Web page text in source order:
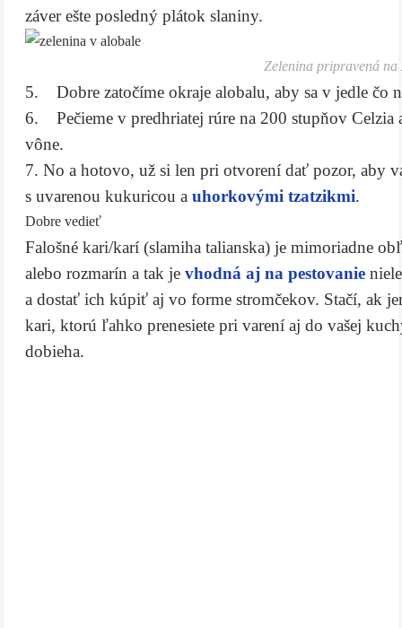
záver ešte posledný plátok slaniny.
Zelenina pripravená
5. Dobre zatočíme okraje alobalu, aby sa v jedle čo
6. Pečieme v predhriatej rúre na 200 stupňov
vône.
7. No a hotovo, už si len pri otvorení dať pozor, aby
s uvarenou kukuricou a uhorkovými tzatzikmi.
Dobre vedieť
Falošné kari/karí (slamiha talianska) je mimoriadne
alebo rozmarín a tak je vhodná aj na pestovanie
a dostať ich kúpiť aj vo forme stromčekov. Stačí, ak
kari, ktorú ľahko prenesiete pri varení aj do vašej
dobieha.